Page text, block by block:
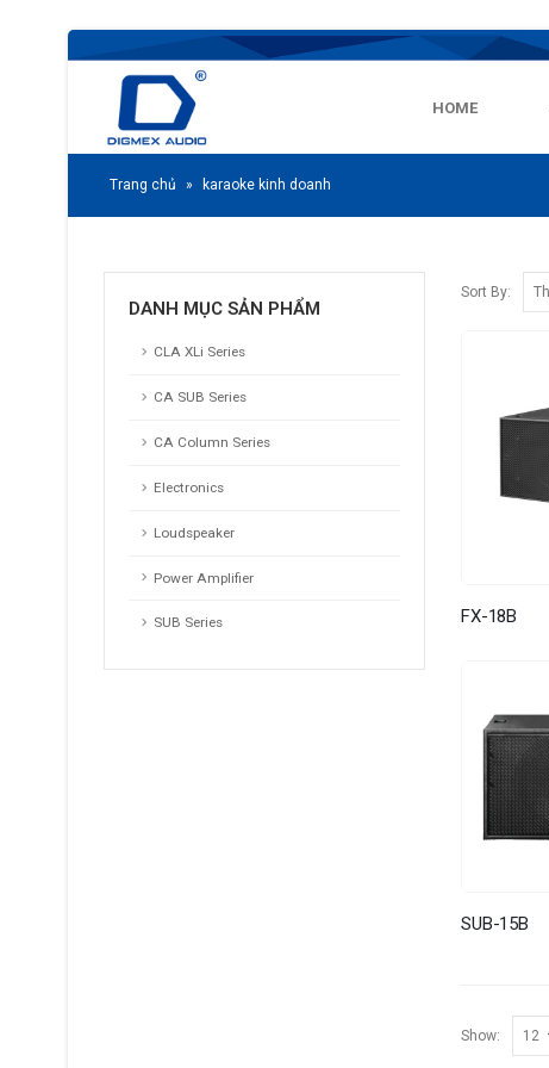
HOME
Trang chủ » karaoke kinh doanh
Sort By:
FX-18B
SUB-15B
Show:
DANH MỤC SẢN PHẨM
CLA XLi Series
CA SUB Series
CA Column Series
Electronics
Loudspeaker
Power Amplifier
SUB Series